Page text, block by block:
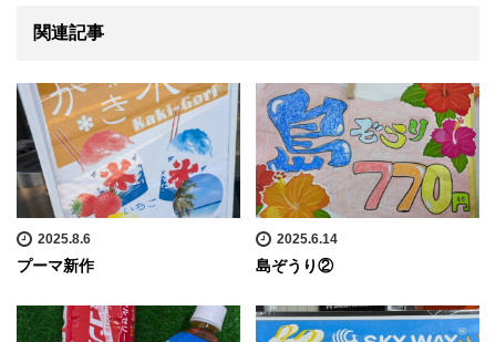
関連記事
2025.8.6
プーマ新作
2025.6.14
島ぞうり②